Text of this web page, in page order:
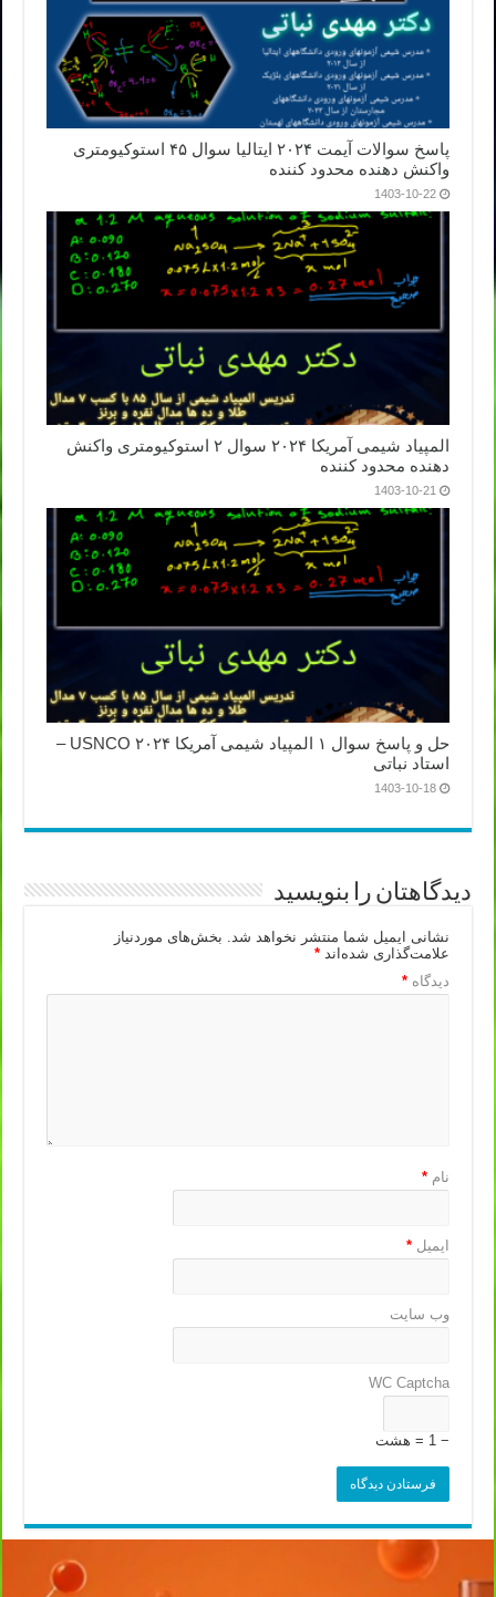
پاسخ سوالات آیمت ۲۰۲۴ ایتالیا سوال ۴۵ استوکیومتری
واکنش دهنده محدود کننده
1403-10-22
المپیاد شیمی آمریکا ۲۰۲۴ سوال ۲ استوکیومتری واکنش
دهنده محدود کننده
1403-10-21
حل و پاسخ سوال ۱ المپیاد شیمی آمریکا ۲۰۲۴ USNCO –
استاد نباتی
1403-10-18
دیدگاهتان را بنویسید
نشانی ایمیل شما منتشر نخواهد شد.
بخش‌های موردنیاز
علامت‌گذاری شده‌اند*
دیدگاه*
نام*
ایمیل*
وب‌ سایت
WC Captcha
− 1 = هشت